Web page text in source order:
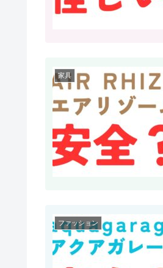
家具
ファッション